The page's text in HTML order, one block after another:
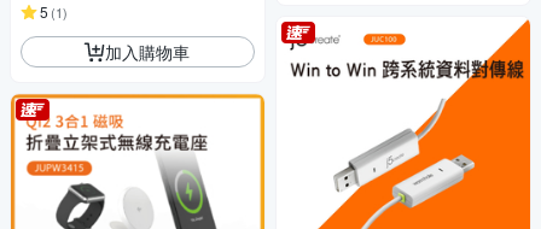
5 (1)
加入購物車